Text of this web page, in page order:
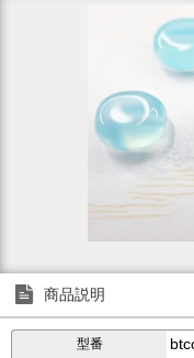
商品説明
型番